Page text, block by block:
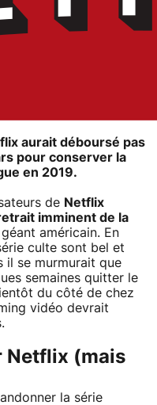
aurait déboursé pas
pour conserver la
en 2019.
de Netflix
imminent de la
américain. En
culte sont bel et
il se murmurait que
semaines quitter le
du côté de chez
vidéo devrait
Netflix (mais
la série